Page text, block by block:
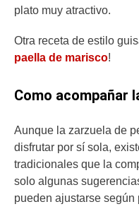
plato muy atractivo.
Otra receta de estilo
paella de marisco!
Como acompañar
Aunque la zarzuela de
disfrutar por sí sola,
tradicionales que la
solo algunas
pueden ajustarse